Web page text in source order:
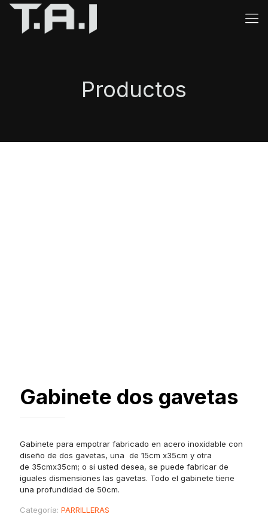
Productos
Gabinete dos gavetas
Gabinete para empotrar fabricado en acero inoxidable con
diseño de dos gavetas, una de 15cm x35cm y otra
de 35cmx35cm; o si usted desea, se puede fabricar de
iguales dismensiones las gavetas. Todo el gabinete tiene
una profundidad de 50cm.
Categoría: PARRILLERAS